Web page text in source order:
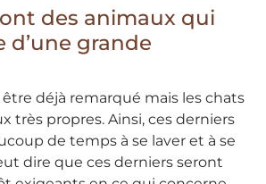
des animaux qui
grande
être déjà remarqué mais les chats
très propres. Ainsi, ces derniers
de temps à se laver et à se
dire que ces derniers seront